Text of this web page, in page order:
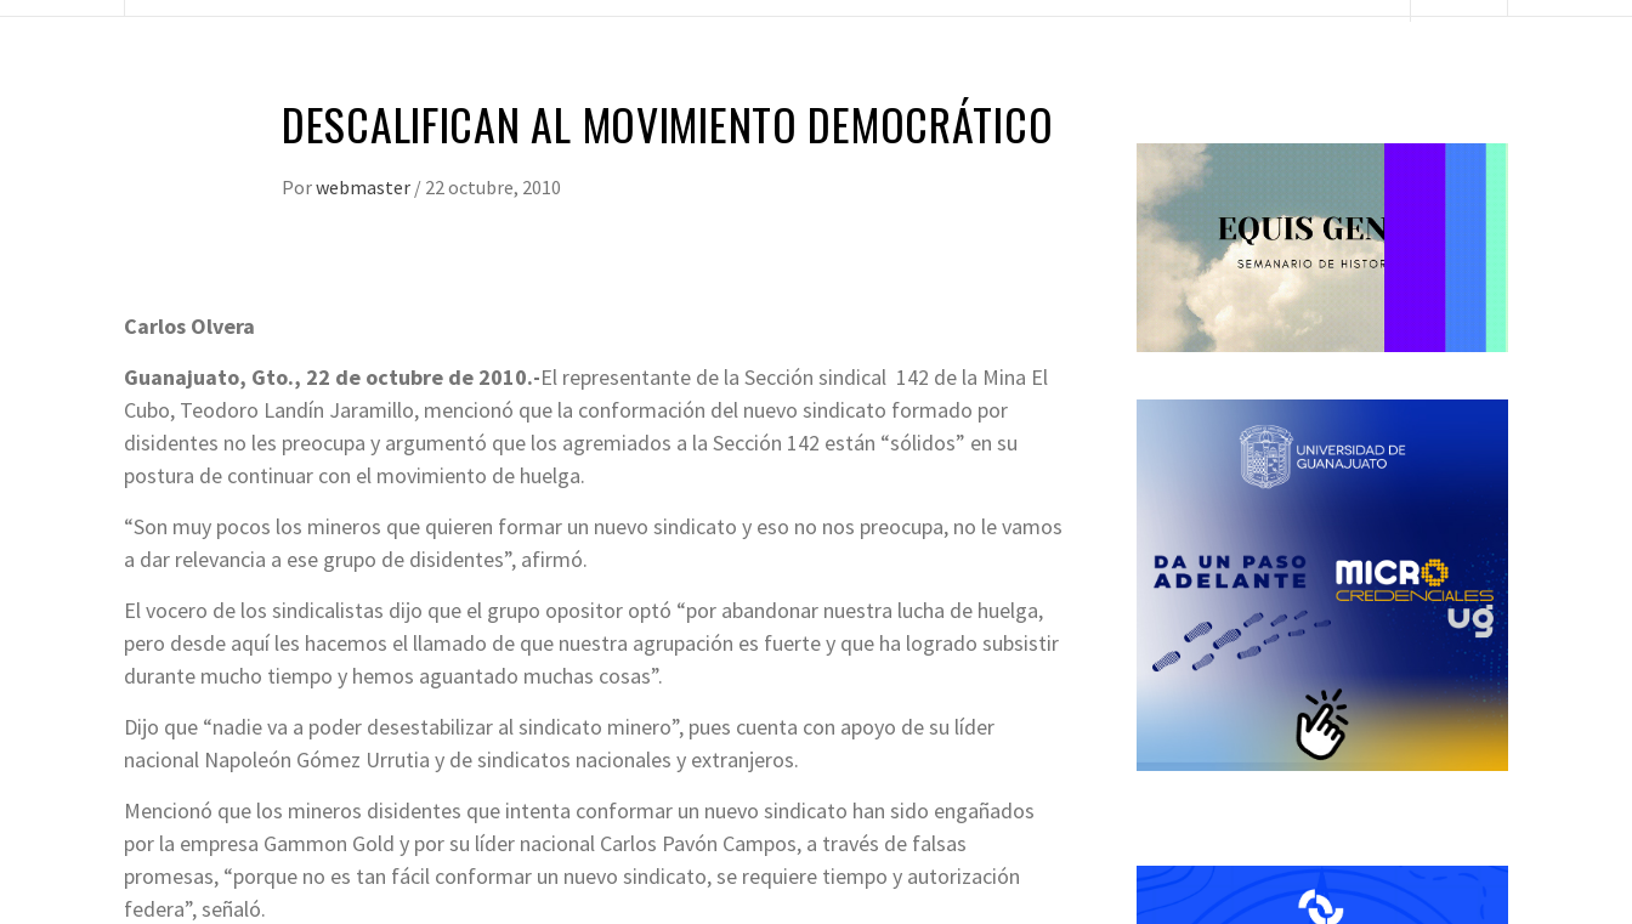
DESCALIFICAN AL MOVIMIENTO DEMOCRÁTICO
Porwebmaster / 22 octubre, 2010
Carlos Olvera
Guanajuato, Gto., 22 de octubre de 2010.-El representante de la Sección sindical 142 de la Mina El
Cubo, Teodoro Landín Jaramillo, mencionó que la conformación del nuevo sindicato formado por
disidentes no les preocupa y argumentó que los agremiados a la Sección 142 están “sólidos” en su
postura de continuar con el movimiento de huelga.
“Son muy pocos los mineros que quieren formar un nuevo sindicato y eso no nos preocupa, no le vamos
a dar relevancia a ese grupo de disidentes”, afirmó.
El vocero de los sindicalistas dijo que el grupo opositor optó “por abandonar nuestra lucha de huelga,
pero desde aquí les hacemos el llamado de que nuestra agrupación es fuerte y que ha logrado subsistir
durante mucho tiempo y hemos aguantado muchas cosas”.
Dijo que “nadie va a poder desestabilizar al sindicato minero”, pues cuenta con apoyo de su líder
nacional Napoleón Gómez Urrutia y de sindicatos nacionales y extranjeros.
Mencionó que los mineros disidentes que intenta conformar un nuevo sindicato han sido engañados
por la empresa Gammon Gold y por su líder nacional Carlos Pavón Campos, a través de falsas
promesas, “porque no es tan fácil conformar un nuevo sindicato, se requiere tiempo y autorización
federa”, señaló.